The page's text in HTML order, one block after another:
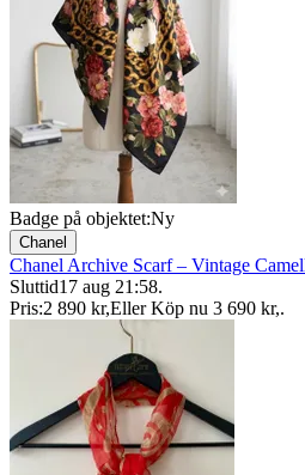
Badge på objektet:Ny
Chanel
Chanel Archive Scarf – Vintage
Sluttid17 aug 21:58.
Pris:2 890 kr,Eller Köp nu 3 690 kr,.